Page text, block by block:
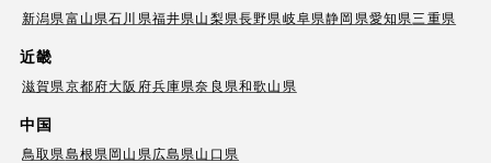
新潟県富山県石川県福井県山梨県長野県岐阜県静岡県愛知県三重県
近畿
滋賀県京都府大阪府兵庫県奈良県和歌山県
中国
鳥取県島根県岡山県広島県山口県